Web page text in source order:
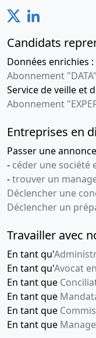
Candidats
Données enrichies :
Abonnement "DATA"
Service de veille et
Abonnement
Entreprises en
Passer une
- céder une société
-trouver un
Déclencher une
Déclencher un
Travailler avec
En tant qu'
En tant qu'Avocat
En tant que
En tant que
En tant que
En tant que